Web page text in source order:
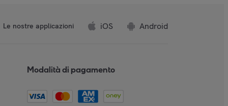
Le nostre applicazioni iOS Android
Modalità di pagamento